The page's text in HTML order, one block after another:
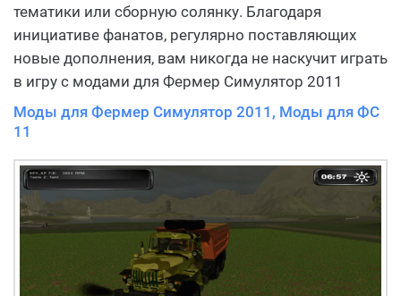
тематики или сборную солянку. Благодаря
инициативе фанатов, регулярно поставляющих
новые дополнения, вам никогда не наскучит играть
в игру с модами для Фермер Симулятор 2011
Моды для Фермер Симулятор 2011, Моды для ФС
11